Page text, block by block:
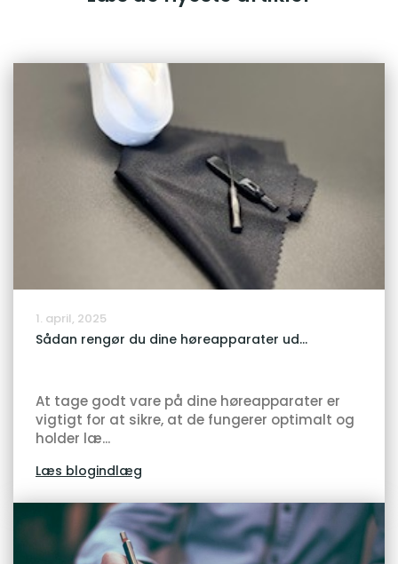
1. april, 2025
Sådan rengør du dine høreapparater ud...
At tage godt vare på dine høreapparater er
vigtigt for at sikre, at de fungerer optimalt og
holder læ...
Læs blogindlæg